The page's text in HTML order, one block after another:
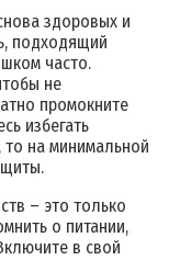
здоровых и
подходящий
часто.
не
промокните
избегать
то на минимальной
– это только
о питании,
в свой